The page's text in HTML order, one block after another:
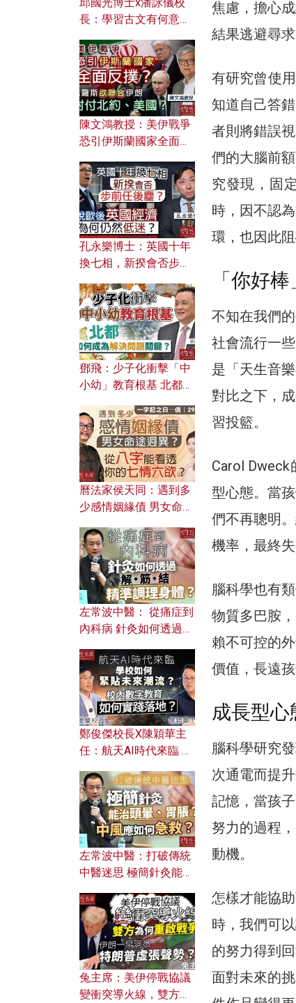
焦慮，擔心
結果逃避尋
有研究曾使
知道自己答
者則將錯誤
們的大腦前
究發現，固
時，因不認
環，也因此
「你好
不知在我們
社會流行一
是「天生音
對比之下，
習投籃。
Carol
型心態。當
們不再聰明
機率，最終
腦科學也有
物質多巴胺
賴不可控的
價值，長遠
成長型
腦科學研究
次通電而提
記憶，當孩
努力的過程
動機。
怎樣才能協
時，我們可
的努力得到
面對未來的
長：學習古文有何意
文之美？ 日常寫作如何
應用？
陳文鴻教授：美伊戰爭
恐引伊斯蘭國家全面反
對付北約美國？
孔永樂博士：英國十年
換七相，新揆會否步前
濟為何仍然低迷？
鄧飛：少子化衝擊「中
小幼」教育根基 北都如
曆法家侯天同：遇到多
少感情姻緣債 男女命途
的七情六欲？
左常波中醫： 從痛症到
內科病 針灸如何透過解
鄭俊傑校長X陳穎華主
任：航天AI時代來臨 學
校內數字教育如何實踐
落地？
左常波中醫：打破傳統
中醫迷思 極簡針灸能治
何急救？
兔主席：美伊停戰協議
變衝突導火線，雙方為